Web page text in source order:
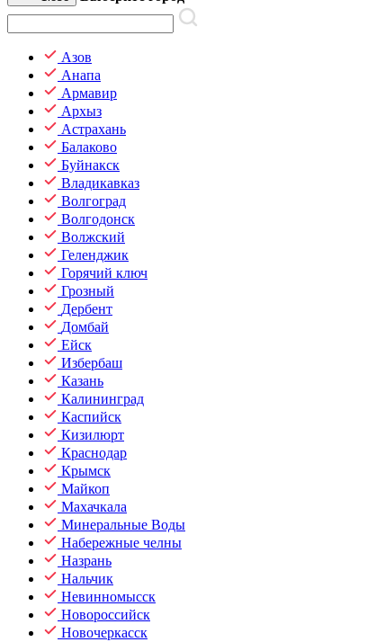
Азов
Анапа
Армавир
Архыз
Астрахань
Балаково
Буйнакск
Владикавказ
Волгоград
Волгодонск
Волжский
Геленджик
Горячий ключ
Грозный
Дербент
Домбай
Ейск
Избербаш
Казань
Калининград
Каспийск
Кизилюрт
Краснодар
Крымск
Майкоп
Махачкала
Минеральные Воды
Набережные челны
Назрань
Нальчик
Невинномысск
Новороссийск
Новочеркасск